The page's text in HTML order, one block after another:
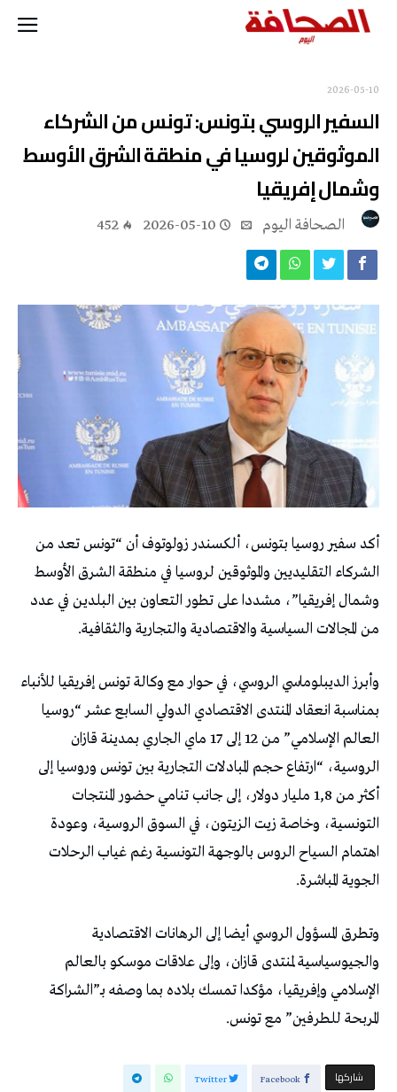
2026-05-10
السفير الروسي بتونس: تونس من الشركاء
الموثوقين لروسيا في منطقة الشرق الأوسط
وشمال إفريقيا
2026-05-10
452
أكد سفير روسيا بتونس، ألكسندر زولوتوف أن “تونس تعد من
الشركاء التقليديين والموثوقين لروسيا في منطقة الشرق الأوسط
وشمال إفريقيا”، مشددا على تطور التعاون بين البلدين في عدد
من المجالات السياسية والاقتصادية والتجارية والثقافية.
وأبرز الديبلوماسي الروسي، في حوار مع وكالة تونس إفريقيا للأنباء
بمناسبة انعقاد المنتدى الاقتصادي الدولي السابع عشر “روسيا
العالم الإسلامي” من 12 إلى 17 ماي الجاري بمدينة قازان
الروسية، “ارتفاع حجم المبادلات التجارية بين تونس وروسيا إلى
أكثر من 1,8 مليار دولار، إلى جانب تنامي حضور المنتجات
التونسية، وخاصة زيت الزيتون، في السوق الروسية، وعودة
اهتمام السياح الروس بالوجهة التونسية رغم غياب الرحلات
الجوية المباشرة.
وتطرق المسؤول الروسي أيضا إلى الرهانات الاقتصادية
والجيوسياسية لمنتدى قازان، وإلى علاقات موسكو بالعالم
الإسلامي وإفريقيا، مؤكدا تمسك بلاده بما وصفه بـ”الشراكة
المربحة للطرفين” مع تونس.
‫‫ شاركها‬ Facebook
Twitter